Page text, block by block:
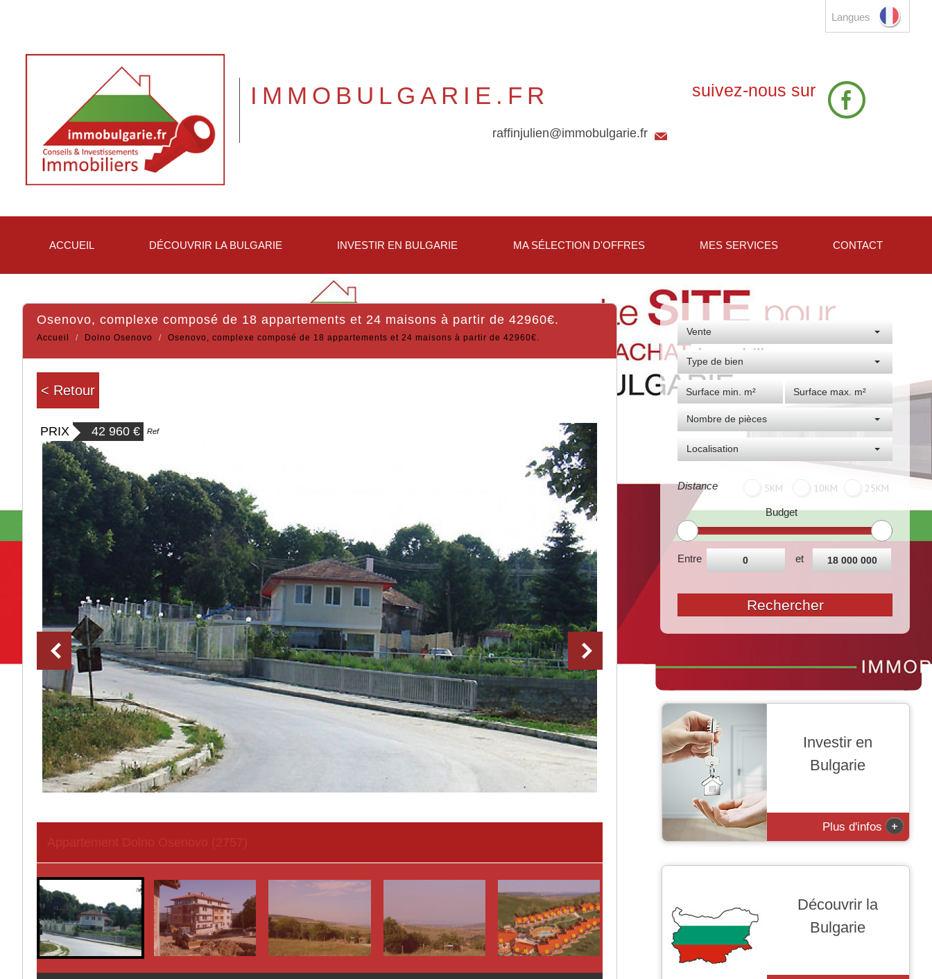
Langues
IMMOBULGARIE.FR suivez-nous sur
raffinjulien@immobulgarie.fr
ACCUEIL DÉCOUVRIR LA BULGARIE INVESTIR EN BULGARIE MA SÉLECTION D'OFFRES MES SERVICES CONTACT
Vente
Type de bien
Nombre de pièces
Localisation
Distance 5KM 10KM 25KM
Budget
Entre et
Rechercher
osenovo, complexe composé de 18 appartements et 24 maisons à partir de 42960€.
Accueil Dolno Osenovo Osenovo, complexe composé de 18 appartements et 24 maisons à partir de 42960€.
< Retour
PRIX 42 960 € Ref
Investir en
Bulgarie
Plus d'infos +
Découvrir la
Bulgarie